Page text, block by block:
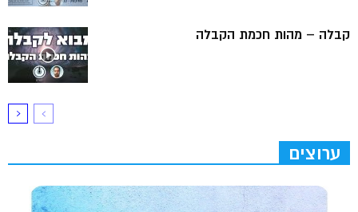
קבלה – מהות חכמת הקבלה
ערוצים